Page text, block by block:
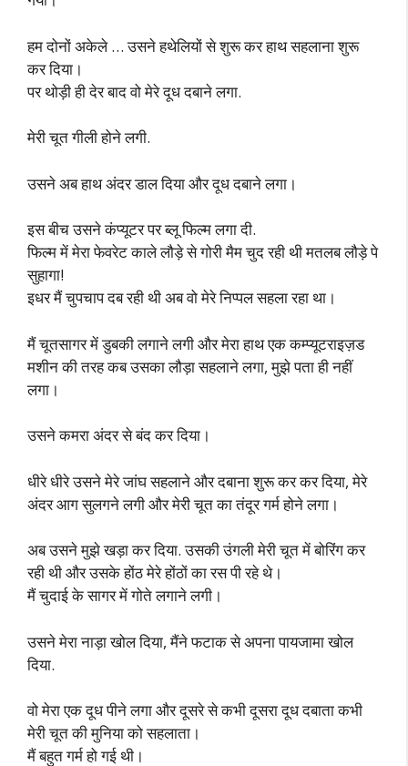
हम दोनों अकेले … उसने हथेलियों से शुरू कर हाथ सहलाना शुरू
कर दिया।
पर थोड़ी ही देर बाद वो मेरे दूध दबाने लगा.
मेरी चूत गीली होने लगी.
उसने अब हाथ अंदर डाल दिया और दूध दबाने लगा।
इस बीच उसने कंप्यूटर पर ब्लू फिल्म लगा दी.
फिल्म में मेरा फेवरेट काले लौड़े से गोरी मैम चुद रही थी मतलब लौड़े पे
सुहागा!
इधर मैं चुपचाप दब रही थी अब वो मेरे निप्पल सहला रहा था।
मैं चूतसागर में डुबकी लगाने लगी और मेरा हाथ एक कम्प्यूटराइज़ड
मशीन की तरह कब उसका लौड़ा सहलाने लगा, मुझे पता ही नहीं
लगा।
उसने कमरा अंदर से बंद कर दिया।
धीरे धीरे उसने मेरे जांघ सहलाने और दबाना शुरू कर कर दिया, मेरे
अंदर आग सुलगने लगी और मेरी चूत का तंदूर गर्म होने लगा।
अब उसने मुझे खड़ा कर दिया. उसकी उंगली मेरी चूत में बोरिंग कर
रही थी और उसके होंठ मेरे होंठों का रस पी रहे थे।
मैं चुदाई के सागर में गोते लगाने लगी।
उसने मेरा नाड़ा खोल दिया, मैंने फटाक से अपना पायजामा खोल
दिया.
वो मेरा एक दूध पीने लगा और दूसरे से कभी दूसरा दूध दबाता कभी
मेरी चूत की मुनिया को सहलाता।
मैं बहुत गर्म हो गई थी।